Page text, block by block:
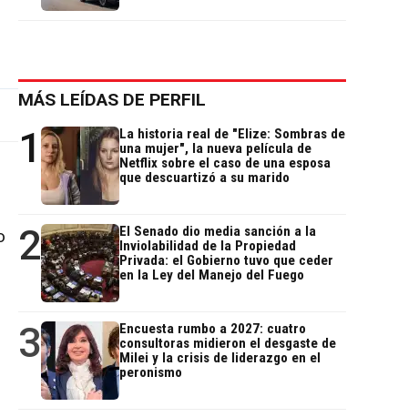
MÁS LEÍDAS DE PERFIL
1
La historia real de "Elize: Sombras de
una mujer", la nueva película de
Netflix sobre el caso de una esposa
que descuartizó a su marido
2
El Senado dio media sanción a la
Inviolabilidad de la Propiedad
Privada: el Gobierno tuvo que ceder
en la Ley del Manejo del Fuego
3
Encuesta rumbo a 2027: cuatro
consultoras midieron el desgaste de
Milei y la crisis de liderazgo en el
peronismo